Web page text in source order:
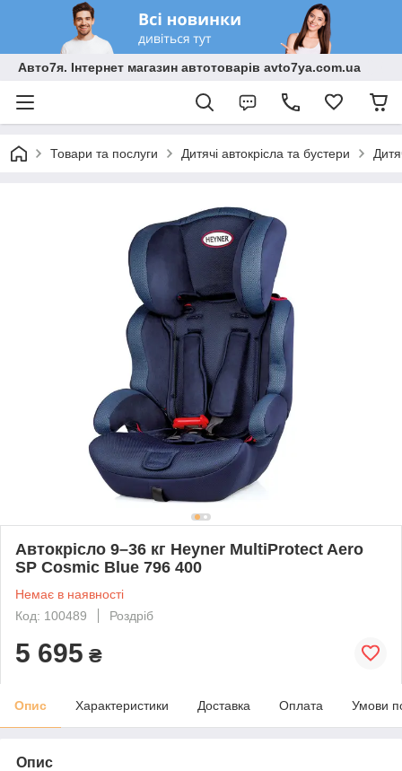
Авто7я. Інтернет магазин автотоварів avto7ya.com.ua
Товари та послуги Дитячі автокрісла та бустери
Автокрісло 9–36 кг Heyner MultiProtect Aero
SP Cosmic Blue 796 400
Немає в наявності
Код: 100489
Роздріб
5 695 ₴
Опис Характеристики Доставка Оплата Умови
Опис